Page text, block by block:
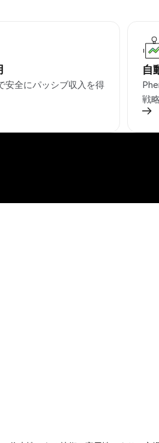
安全にパッシブ収入を得
自
戦